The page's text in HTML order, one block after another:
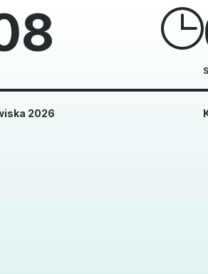
2026